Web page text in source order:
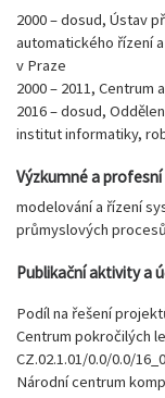
2000 – dosud, Ústav
automatického řízení
v Praze
2000 – 2011, Centrum
2016 – dosud,
institut informatiky,
Výzkumné a profesní
modelování a řízení
průmyslových
Publikační aktivity a
Podíl na řešení
Centrum pokročilých
CZ.02.1.01/0.0/0.0/
Národní centrum